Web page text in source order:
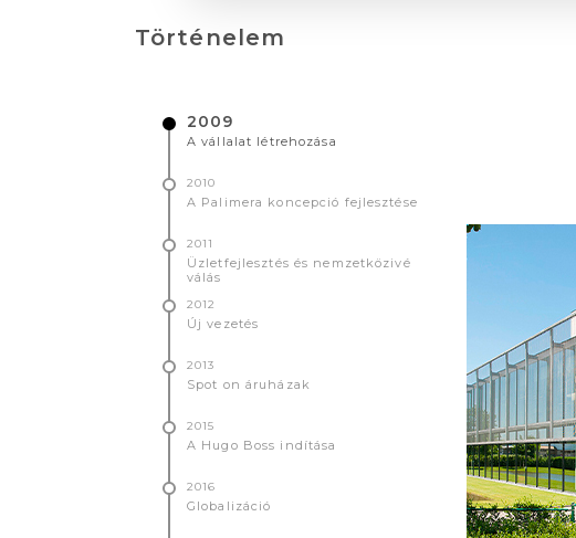
Történelem
2009
A vállalat létrehozása
2010
A Palimera koncepció fejlesztése
2011
Üzletfejlesztés és nemzetközivé
válás
2012
Új vezetés
2013
Spot on áruházak
2015
A Hugo Boss indítása
2016
Globalizáció